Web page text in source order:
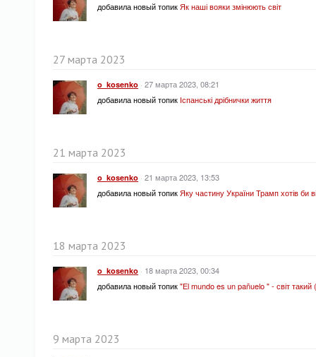
добавила новый топикЯк наші вояки змінюють світ
27 марта 2023
o_kosenko · 27 марта 2023, 08:21
добавила новый топик Іспанські дрібнички життя
21 марта 2023
o_kosenko · 21 марта 2023, 13:53
добавила новый топикЯку частину України Трамп хотів би
18 марта 2023
o_kosenko · 18 марта 2023, 00:34
добавила новый топик"Еl mundo es un pañuelo " - світ
9 марта 2023